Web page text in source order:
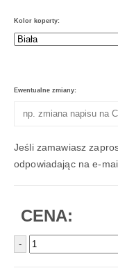
Kolor koperty:
Ewentualne zmiany:
Jeśli zamawiasz
odpowiadając na e-
CENA:
-